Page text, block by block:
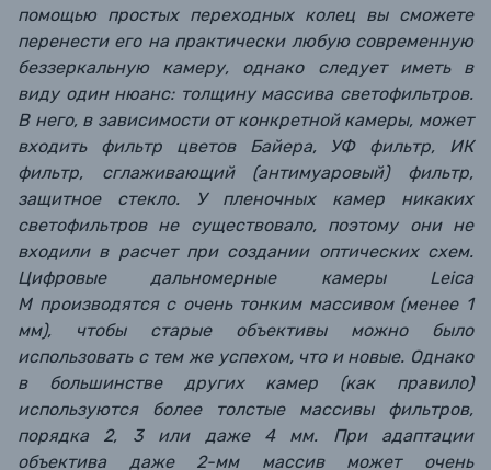
помощью простых переходных колец вы сможете
перенести его на практически любую современную
беззеркальную камеру, однако следует иметь в
виду один нюанс: толщину массива светофильтров.
В него, в зависимости от конкретной камеры, может
входить фильтр цветов Байера, УФ фильтр, ИК
фильтр, сглаживающий (антимуаровый) фильтр,
защитное стекло. У пленочных камер никаких
светофильтров не существовало, поэтому они не
входили в расчет при создании оптических схем.
Цифровые дальномерные камеры Leica
M производятся с очень тонким массивом (менее 1
мм), чтобы старые объективы можно было
использовать с тем же успехом, что и новые. Однако
в большинстве других камер (как правило)
используются более толстые массивы фильтров,
порядка 2, 3 или даже 4 мм. При адаптации
объектива даже 2-мм массив может очень